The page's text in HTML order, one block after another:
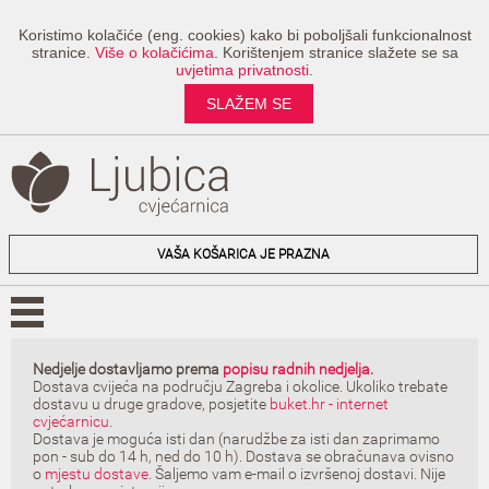
Koristimo kolačiće (eng. cookies) kako bi poboljšali funkcionalnost
stranice. Više o kolačićima . Korištenjem stranice slažete se sa
uvjetima privatnosti
SLAŽEM SE
VAŠA KOŠARICA JE PRAZNA
Nedjelje dostavljamo prema popisu radnih nedjelja.
Dostava cvijeća na području Zagreba i okolice. Ukoliko trebate
dostavu u druge gradove, posjetite buket.hr - internet
cvjećarnicu
Dostava je moguća isti dan (narudžbe za isti dan zaprimamo
pon - sub do 14 h, ned do 10 h). Dostava se obračunava ovisno
o mjestu dostave . Šaljemo vam e-mail o izvršenoj dostavi. Nije